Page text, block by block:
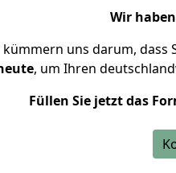
Wir
kümmern uns darum, dass
, um Ihren
Füllen Sie jetzt das